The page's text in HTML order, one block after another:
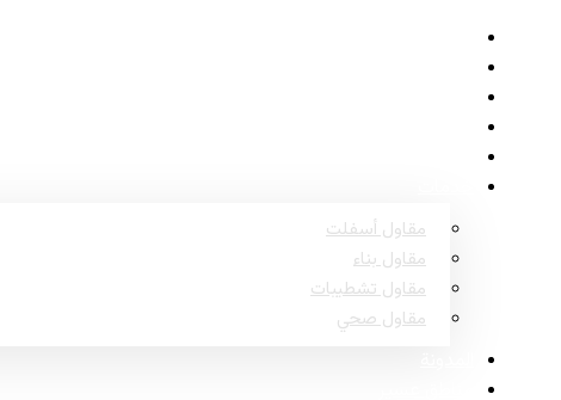
مقاول أسفلت
مقاول بناء
مقاول تشطيبات
مقاول صحي